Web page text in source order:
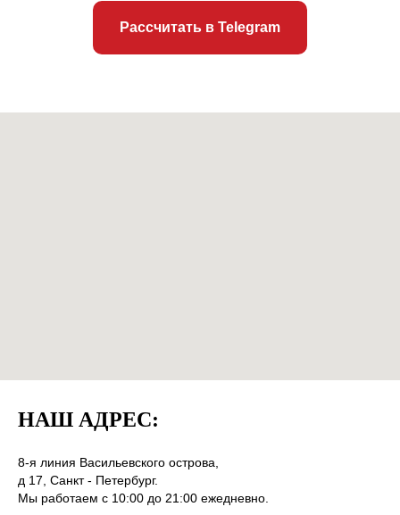
Рассчитать в Telegram
НАШ АДРЕС:
8-я линия Васильевского острова,
д 17, Санкт - Петербург.
Мы работаем с 10:00 до 21:00 ежедневно.